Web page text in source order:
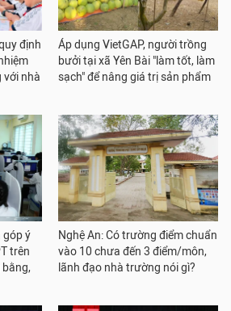
định
với nhà
Áp dụng VietGAP, người trồng
bưởi tại xã Yên Bài "làm tốt, làm
sạch" để nâng giá trị sản phẩm
góp ý
trên
Nghệ An: Có trường điểm chuẩn
vào 10 chưa đến 3 điểm/môn,
lãnh đạo nhà trường nói gì?